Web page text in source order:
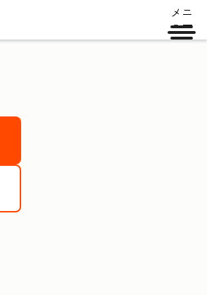
メニ
ュー